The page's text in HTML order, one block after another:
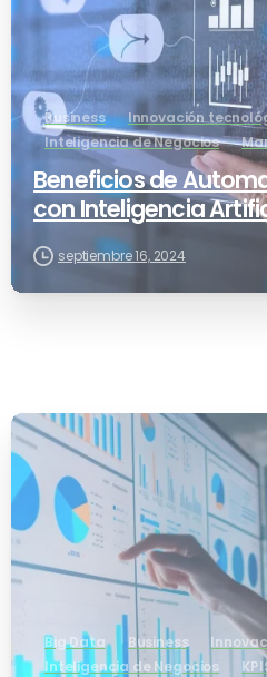
Business
Innovación
Inteligencia de Negocios
Beneficios de
con Inteligencia
septiembre 16, 2024
Big Data Business
Inteligencia de Negocios